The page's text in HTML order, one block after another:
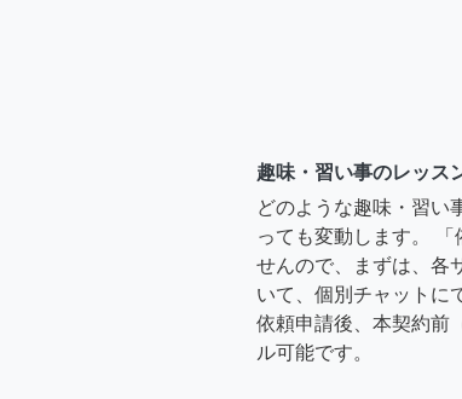
趣味・習い事のレッス
どのような趣味・習い
っても変動します。
せんので、まずは、各
いて、個別チャットに
依頼申請後、本契約前
ル可能です。